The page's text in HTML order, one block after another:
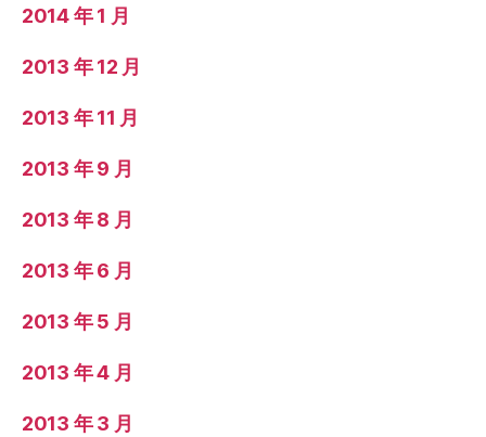
2014 年 1 月
2013 年 12 月
2013 年 11 月
2013 年 9 月
2013 年 8 月
2013 年 6 月
2013 年 5 月
2013 年 4 月
2013 年 3 月